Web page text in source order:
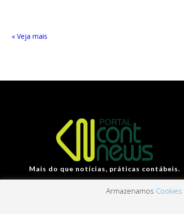
« Entradas Antigas
Mais do que notícias, práticas contábeis.
Armazenamos Cookies